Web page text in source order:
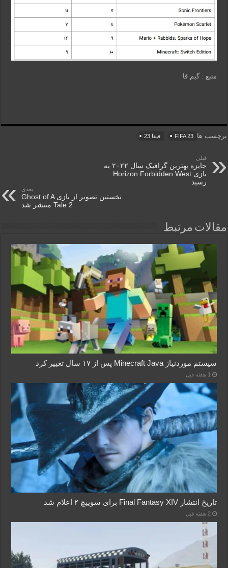
منبع : گیم فا
برچسب ها FIFA 23 فیفا 23
قبلی
جایزه بهترین گرافیک سال ۲۰۲۲ به
بازی Horizon Forbidden West
رسید
بعدی
نخستین تصویر از بازی Ghost of A
Tale 2 منتشر شد
مقالات مرتبط
سیستم موردنیاز Minecraft Java پس از ۱۷ سال تغییر کرد
1 هفته قبل
تاریخ انتشار Final Fantasy XIV برای سوییچ ۲ اعلام شد
2 هفته قبل